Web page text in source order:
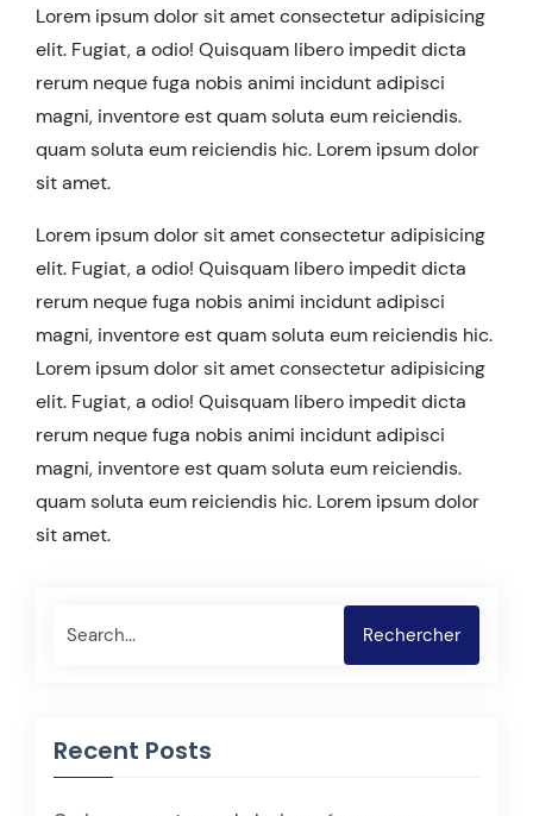
Lorem ipsum dolor sit amet consectetur adipisicing
elit. Fugiat, a odio! Quisquam libero impedit dicta
rerum neque fuga nobis animi incidunt adipisci
magni, inventore est quam soluta eum reiciendis.
quam soluta eum reiciendis hic. Lorem ipsum dolor
sit amet.
Lorem ipsum dolor sit amet consectetur adipisicing
elit. Fugiat, a odio! Quisquam libero impedit dicta
rerum neque fuga nobis animi incidunt adipisci
magni, inventore est quam soluta eum reiciendis hic.
Lorem ipsum dolor sit amet consectetur adipisicing
elit. Fugiat, a odio! Quisquam libero impedit dicta
rerum neque fuga nobis animi incidunt adipisci
magni, inventore est quam soluta eum reiciendis.
quam soluta eum reiciendis hic. Lorem ipsum dolor
sit amet.
Rechercher Rechercher
Recent Posts